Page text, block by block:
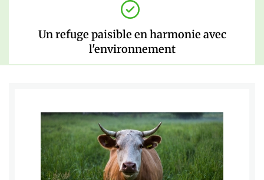
Un refuge paisible en harmonie avec
l'environnement